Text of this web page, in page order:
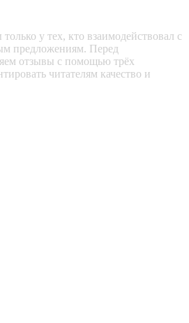
у тех, кто взаимодействовал с
предложениям. Перед
отзывы с помощью трёх
читателям качество и